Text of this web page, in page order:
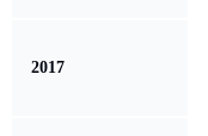
2017